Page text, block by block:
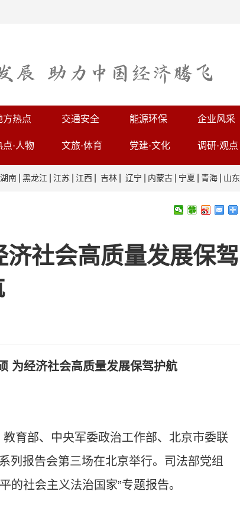
方热点 交通安全 能源环保 企业风采
点·人物 文旅·体育 党建·文化 调研·观点
湖南 黑龙江 江苏 江西 吉林 辽宁 内蒙古 宁夏 青海 山东
社会高质量发展保驾
为经济社会高质量发展保驾护航
部、中央军委政治工作部、北京市委联
列报告会第三场在北京举行。司法部党组
的社会主义法治国家”专题报告。